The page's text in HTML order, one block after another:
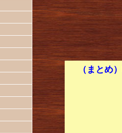
（まとめ